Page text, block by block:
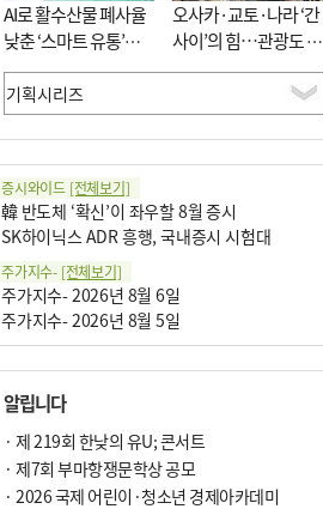
AI로 활수산물 폐사율
낮춘 ‘스마트 유통’…
사막·산악지대 수출
도전
오사카·교토·나라 ‘간
사이’의 힘…관광도 뭉
쳐야 흥한다
증시와이드 [전체보기]
韓 반도체 ‘확신’이 좌우할 8월 증시
SK하이닉스 ADR 흥행, 국내증시 시험대
주가지수- [전체보기]
주가지수- 2026년 8월 6일
주가지수- 2026년 8월 5일
알립니다
· 제 219회 한낮의 유U; 콘서트
· 제7회 부마항쟁문학상 공모
· 2026 국제 어린이·청소년 경제아카데미